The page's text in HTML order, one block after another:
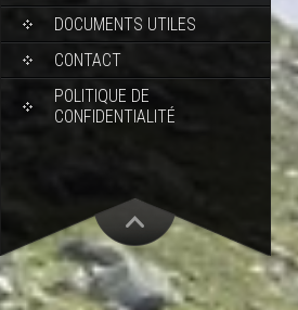
DOCUMENTS UTILES
CONTACT
POLITIQUE DE
CONFIDENTIALITÉ